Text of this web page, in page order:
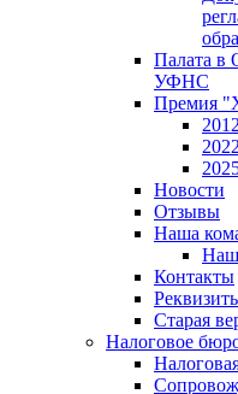
Палата в
УФНС
Премия
Новости
Отзывы
Наша
Контакты
Старая
Налоговое